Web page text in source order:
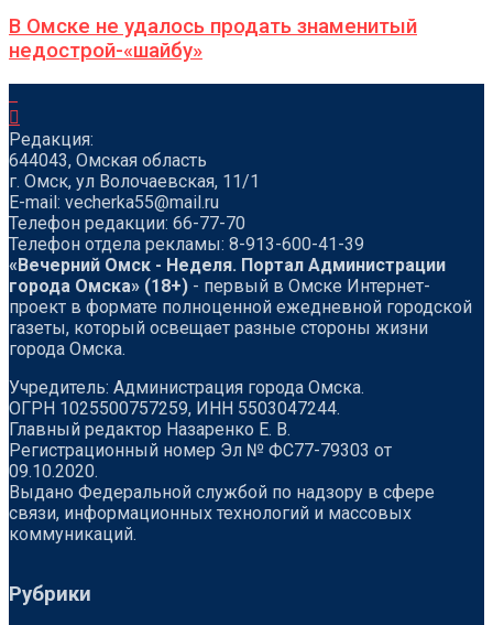
В Омске не удалось продать знаменитый
недострой-«шайбу»
Редакция:
644043, Омская область
г. Омск, ул Волочаевская, 11/1
Е-mail: vecherka55@mail.ru
Телефон редакции: 66-77-70
Телефон отдела рекламы: 8-913-600-41-39
«Вечерний Омск - Неделя. Портал Администрации
города Омска» (18+) - первый в Омске Интернет-
проект в формате полноценной ежедневной городской
газеты, который освещает разные стороны жизни
города Омска.
Учредитель: Администрация города Омска.
ОГРН 1025500757259, ИНН 5503047244.
Главный редактор Назаренко Е. В.
Регистрационный номер Эл № ФС77-79303 от
09.10.2020.
Выдано Федеральной службой по надзору в сфере
связи, информационных технологий и массовых
коммуникаций.
Рубрики